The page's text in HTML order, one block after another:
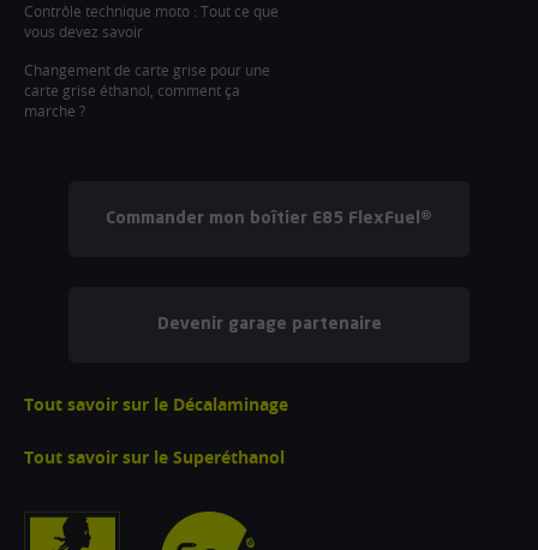
Contrôle technique moto : Tout ce que
vous devez savoir
Changement de carte grise pour une
carte grise éthanol, comment ça
marche ?
Commander mon boîtier E85 FlexFuel®
Devenir garage partenaire
Tout savoir sur le Décalaminage
Tout savoir sur le Superéthanol